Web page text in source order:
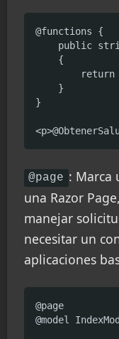
@functions {
public
    {
return
    }
}
@page : Marca
una Razor
manejar
necesitar un
aplicaciones
@page
@model